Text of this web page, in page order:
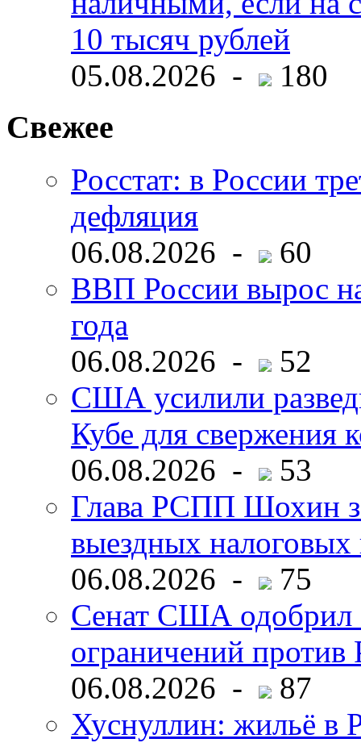
10 тысяч рублей
05.08.2026 -
180
Свежее
Росстат: в России
дефляция
06.08.2026 -
60
ВВП России вырос
года
06.08.2026 -
52
США усилили
Кубе для свержения
06.08.2026 -
53
Глава РСПП Шохин
выездных налоговых
06.08.2026 -
75
Сенат США одобрил
ограничений
06.08.2026 -
87
Хуснуллин: жильё в